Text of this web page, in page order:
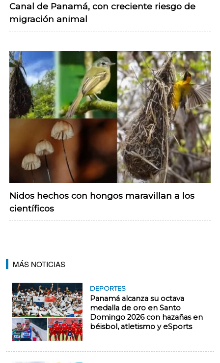
Canal de Panamá, con creciente riesgo de
migración animal
Nidos hechos con hongos maravillan a los
científicos
MÁS NOTICIAS
DEPORTES
Panamá alcanza su octava
medalla de oro en Santo
Domingo 2026 con hazañas en
béisbol, atletismo y eSports